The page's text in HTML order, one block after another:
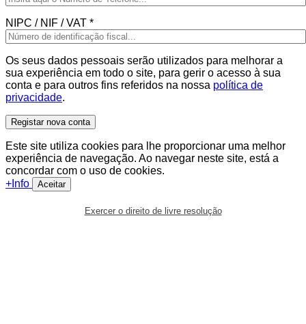
NIPC / NIF / VAT *
Os seus dados pessoais serão utilizados para melhorar a
sua experiência em todo o site, para gerir o acesso à sua
conta e para outros fins referidos na nossa política de
privacidade.
Registar nova conta
Este site utiliza cookies para lhe proporcionar uma melhor
experiência de navegação. Ao navegar neste site, está a
concordar com o uso de cookies.
+Info
Aceitar
Exercer o direito de livre resolução